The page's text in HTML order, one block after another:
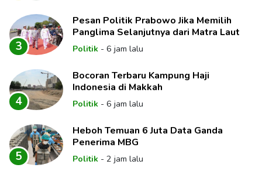
3
Pesan Politik Prabowo Jika Memilih
Panglima Selanjutnya dari Matra Laut
Politik - 6 jam lalu
4
Bocoran Terbaru Kampung Haji
Indonesia di Makkah
Politik - 6 jam lalu
5
Heboh Temuan 6 Juta Data Ganda
Penerima MBG
Politik - 2 jam lalu